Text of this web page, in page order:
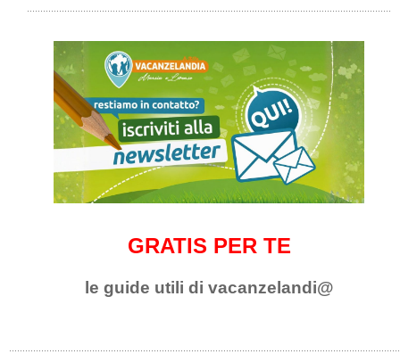
GRATIS PER TE
le guide utili di vacanzelandi@